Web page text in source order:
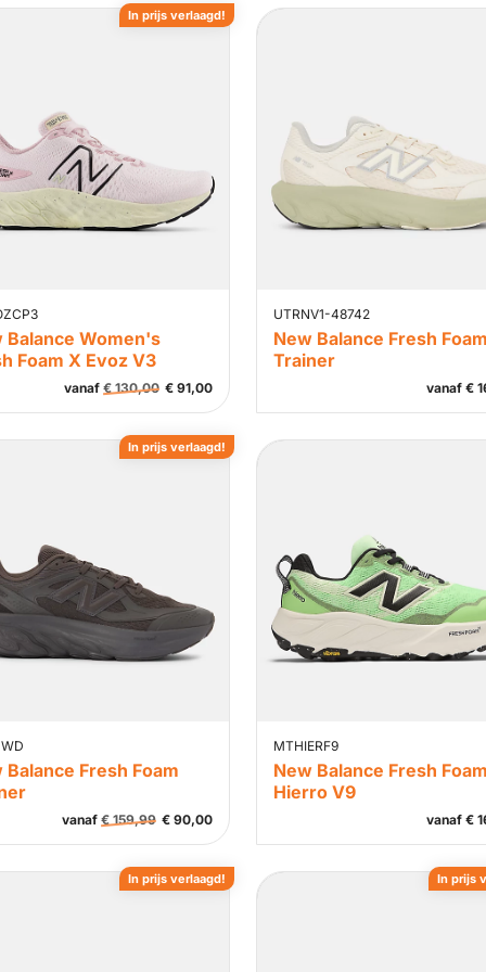
Balance Women's
Foam X Evoz V3
vanaf €130,00 € 91,00
In prijs verlaagd!
UTRNV1-48742
New Balance Fresh
Trainer
vanaf €
Balance Fresh Foam
vanaf €159,99 € 90,00
In prijs verlaagd!
MTHIERF9
New Balance Fresh
Hierro V9
vanaf €
In prijs verlaagd! In prijs